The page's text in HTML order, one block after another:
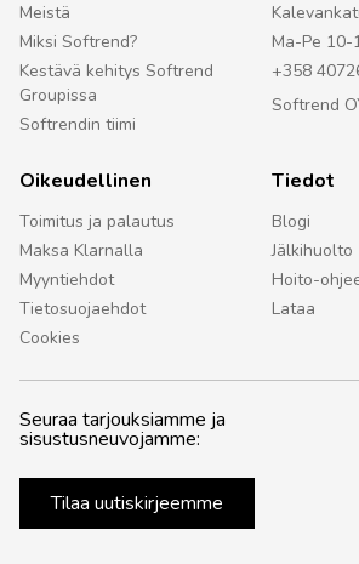
Meistä
Miksi Softrend?
Kestävä kehitys Softrend
Groupissa
Softrendin tiimi
Ma-Pe 10-
+358
Softrend
Oikeudellinen
Toimitus ja palautus
Maksa Klarnalla
Myyntiehdot
Tietosuojaehdot
Cookies
Tiedot
Blogi
Jälkihuolto
Hoito-
Lataa
Seuraa tarjouksiamme ja
sisustusneuvojamme:
Tilaa uutiskirjeemme